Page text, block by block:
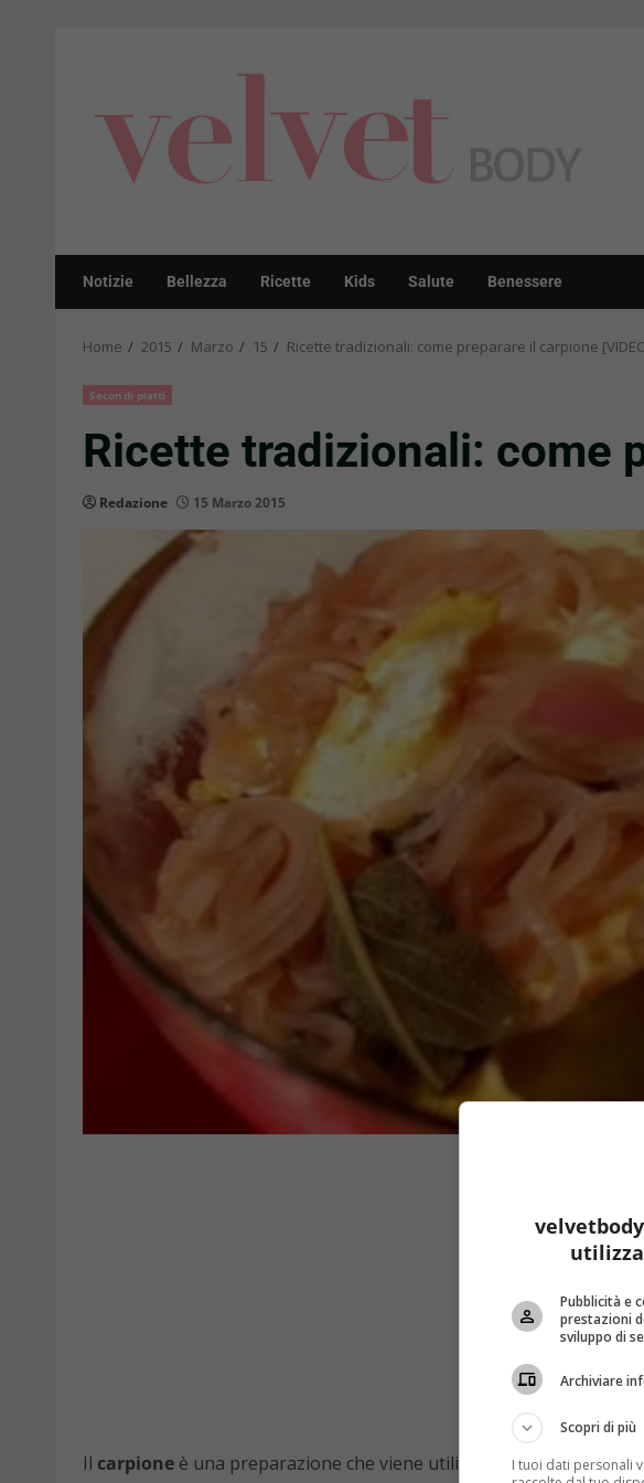
Notizie Bellezza Ricette Kids Salute Benessere
Home 2015 Marzo 15 Ricette tradizionali: come preparare il carpione
Secondi piatti
Ricette tradizionali: come
Redazione 15 Marzo 2015
Il carpione è una preparazione che viene utilizzata perla
Pubblicità e
prestazioni
sviluppo di
Archiviare
Scopri di più
I tuoi dati personali